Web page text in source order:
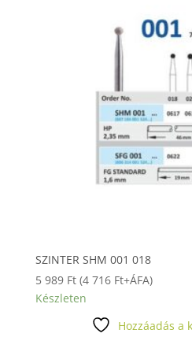
SZINTER SHM 001 018
5 989 Ft (4 716 Ft+ÁFA)
Készleten
Hozzáadás a